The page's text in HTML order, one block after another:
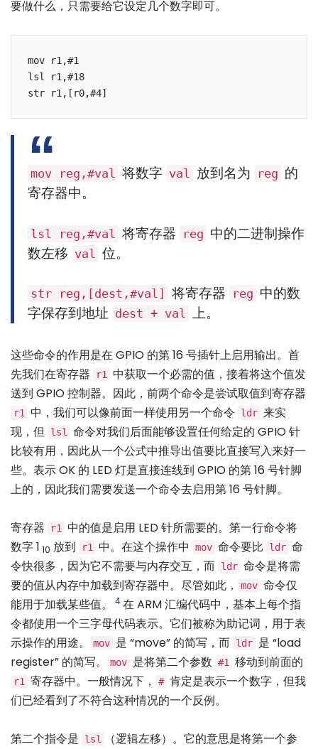
要做什么，只需要给它设定几个数字即可。
mov r1,#1
lsl r1,#18
str r1,[r0,#4]
mov reg,#val 将数字 val 放到名为 reg 的
寄存器中。
lsl reg,#val 将寄存器 reg 中的二进制操作
数左移 val 位。
str reg,[dest,#val] 将寄存器 reg 中的数
字保存到地址 dest + val 上。
这些命令的作用是在 GPIO 的第 16 号插针上启用输出。首
先我们在寄存器
r1
中获取一个必需的值，接着将这个值发
送到 GPIO 控制器。因此，前两个命令是尝试取值到寄存器
r1 中，我们可以像前面一样使用另一个命令 ldr 来实
现，但 lsl
命令对我们后面能够设置任何给定的 GPIO 针
比较有用，因此从一个公式中推导出值要比直接写入来好一
些。表示 OK 的 LED 灯是直接连线到 GPIO 的第 16 号针脚
上的，因此我们需要发送一个命令去启用第 16 号针脚。
寄存器 r1 中的值是启用 LED 针所需要的。第一行命令将
数字 1 10 放到 r1 中。在这个操作中 mov 命令要比 ldr 命
令快很多，因为它不需要与内存交互，而 ldr 命令是将需
要的值从内存中加载到寄存器中。尽管如此，
mov 命令仅
能用于加载某些值。
4在 ARM 汇编代码中，基本上每个指
令都使用一个三字母代码表示。它们被称为助记词，用于表
示操作的用途。
mov 是 “move” 的简写，而 ldr 是 “load
register” 的简写。
mov 是将第二个参数 #1 移动到前面的
r1 寄存器中。一般情况下， # 肯定是表示一个数字，但我
们已经看到了不符合这种情况的一个反例。
第二个指令是 lsl
（逻辑左移）。它的意思是将第一个参